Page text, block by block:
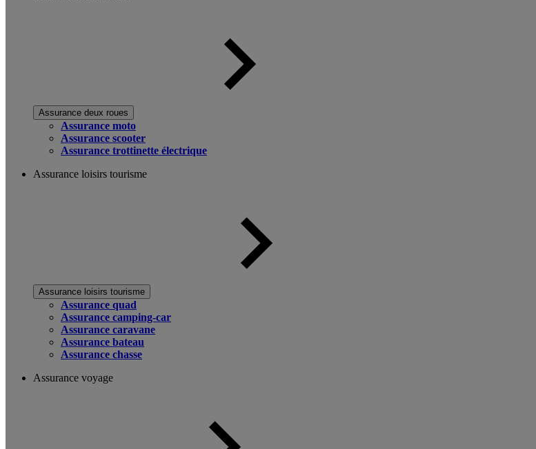
Assurance deux roues
Assurance moto
Assurance scooter
Assurance trottinette électrique
Assurance loisirs tourisme
Assurance loisirs tourisme
Assurance quad
Assurance camping-car
Assurance caravane
Assurance bateau
Assurance chasse
Assurance voyage